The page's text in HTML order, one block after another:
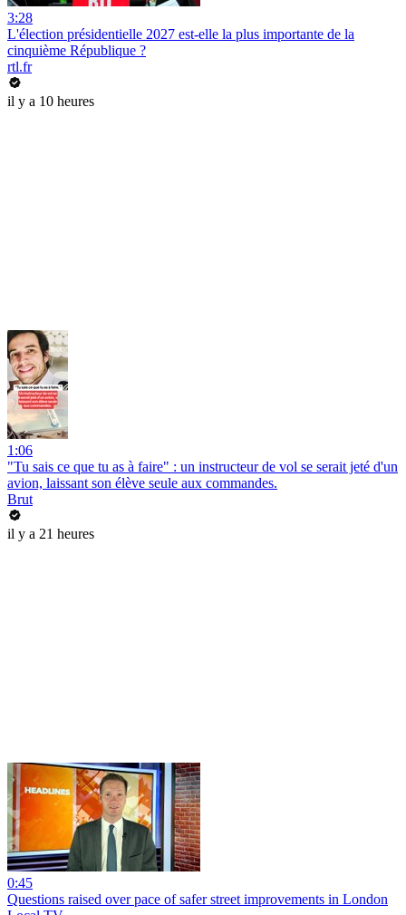
3:28
L'élection présidentielle 2027 est-elle la plus importante de la
cinquième République ?
rtl.fr
il y a 10 heures
1:06
"Tu sais ce que tu as à faire" : un instructeur de vol se serait jeté d'un
avion, laissant son élève seule aux commandes.
Brut
il y a 21 heures
0:45
Questions raised over pace of safer street improvements in London